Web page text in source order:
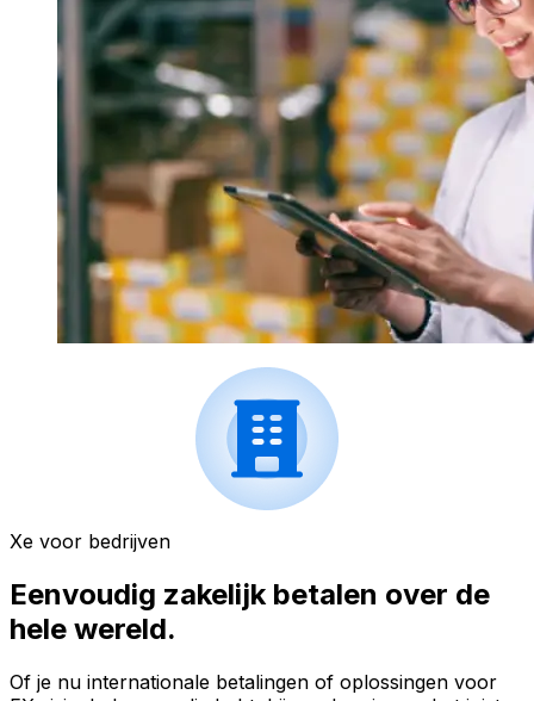
Xe voor bedrijven
Eenvoudig zakelijk betalen over de
hele wereld.
Of je nu internationale betalingen of oplossingen voor